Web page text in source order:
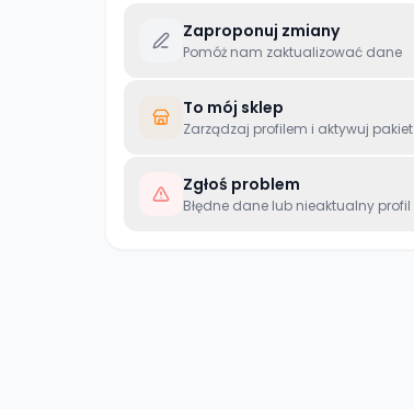
Zaproponuj zmiany
Pomóż nam zaktualizować dane
To mój sklep
Zarządzaj profilem i aktywuj pakiet
Zgłoś problem
Błędne dane lub nieaktualny profil